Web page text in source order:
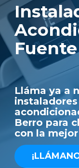
Lláma ya a
Berro para
con la
¡LLÁMAN